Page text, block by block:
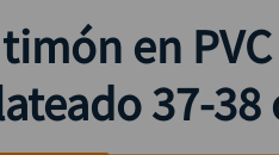
en
37-38